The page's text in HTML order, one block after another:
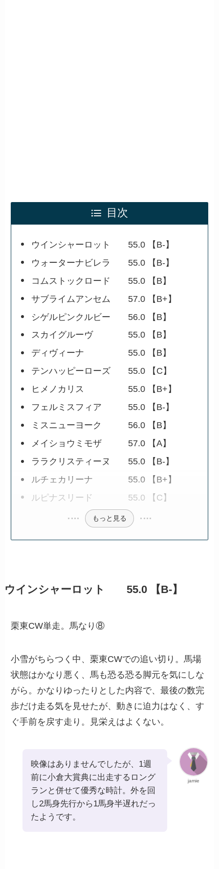
目次
ウインシャーロット 55.0 【B-】
ウォーターナビレラ 55.0 【B-】
コムストックロード 55.0 【B】
サブライムアンセム 57.0 【B+】
シゲルピンクルビー 56.0 【B】
スカイグルーヴ 55.0 【B】
ディヴィーナ 55.0 【B】
テンハッピーローズ 55.0 【C】
ヒメノカリス 55.0 【B+】
フェルミスフィア 55.0 【B-】
ミスニューヨーク 56.0 【B】
メイショウミモザ 57.0 【A】
ララクリスティーヌ 55.0 【B-】
ルチェカリーナ 55.0 【B+】
ルピナスリード 55.0 【C】
もっと見る
ウインシャーロット 55.0 【B-】
栗東CW単走。馬なり⑧
小雪がちらつく中、栗東CWでの追い切り。馬場
状態はかなり悪く、馬も恐る恐る脚元を気にしな
がら。かなりゆったりとした内容で、最後の数完
歩だけ走る気を見せたが、動きに迫力はなく、す
ぐ手前を戻す走り。見栄えはよくない。
jamie
映像はありませんでしたが、1週
前に小倉大賞典に出走するロング
ランと併せて優秀な時計。外を回
し2馬身先行から1馬身半遅れだっ
たようです。